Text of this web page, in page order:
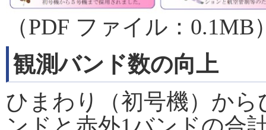
（PDF ファイル：0.1MB
観測バンド数の向上
ひまわり（初号機）か